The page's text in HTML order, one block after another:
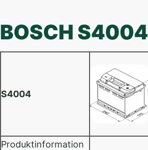
BOSCH S4004
S4004
Produktinformation